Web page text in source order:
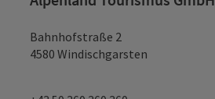
Bahnhofstraße 2
4580 Windischgarsten